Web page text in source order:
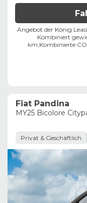
Angebot der König
Kombiniert
km,Kombinierte
Fiat Pandina
MY25 Bicolore
Privat & Geschäftlich